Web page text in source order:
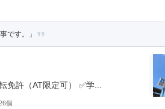
です。」
免許（AT限定可） ✅学...
個